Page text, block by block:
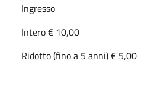
Ingresso
Intero € 10,00
Ridotto (fino a 5 anni) € 5,00